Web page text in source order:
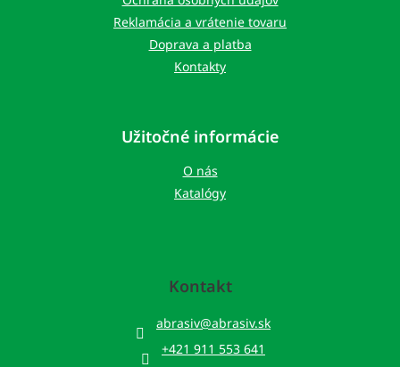
Reklamácia a vrátenie tovaru
Doprava a platba
Kontakty
Užitočné informácie
O nás
Katalógy
Kontakt
abrasiv@abrasiv.sk
+421 911 553 641